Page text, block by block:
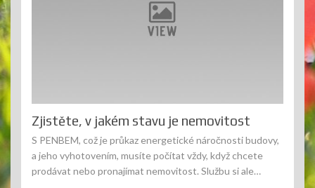
Zjistěte, v jakém stavu je nemovitost
S PENBEM, což je průkaz energetické náročnosti budovy,
a jeho vyhotovením, musíte počítat vždy, když chcete
prodávat nebo pronajímat nemovitost. Službu si ale…